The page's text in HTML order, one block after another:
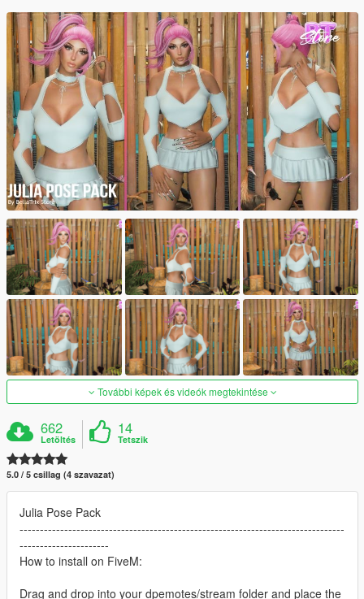
További képek és videók megtekintése
662
Letöltés
14
Tetszik
5.0 / 5 csillag (4 szavazat)
Julia Pose Pack
--------------------------------------------------------------------------------
----------------------
How to install on FiveM:
Drag and drop into your dpemotes/stream folder and place the